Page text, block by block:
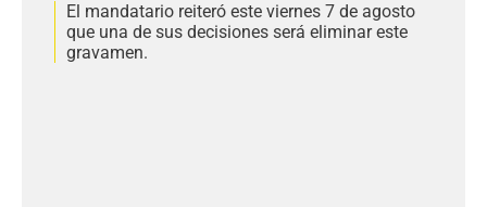
El mandatario reiteró este viernes 7 de agosto
que una de sus decisiones será eliminar este
gravamen.